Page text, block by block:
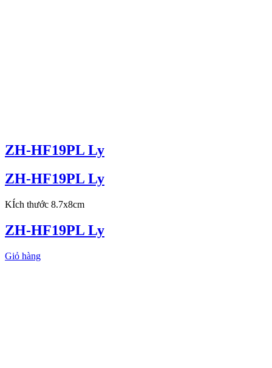
ZH-HF19PL Ly
ZH-HF19PL Ly
KÍch thước 8.7x8cm
ZH-HF19PL Ly
Giỏ hàng